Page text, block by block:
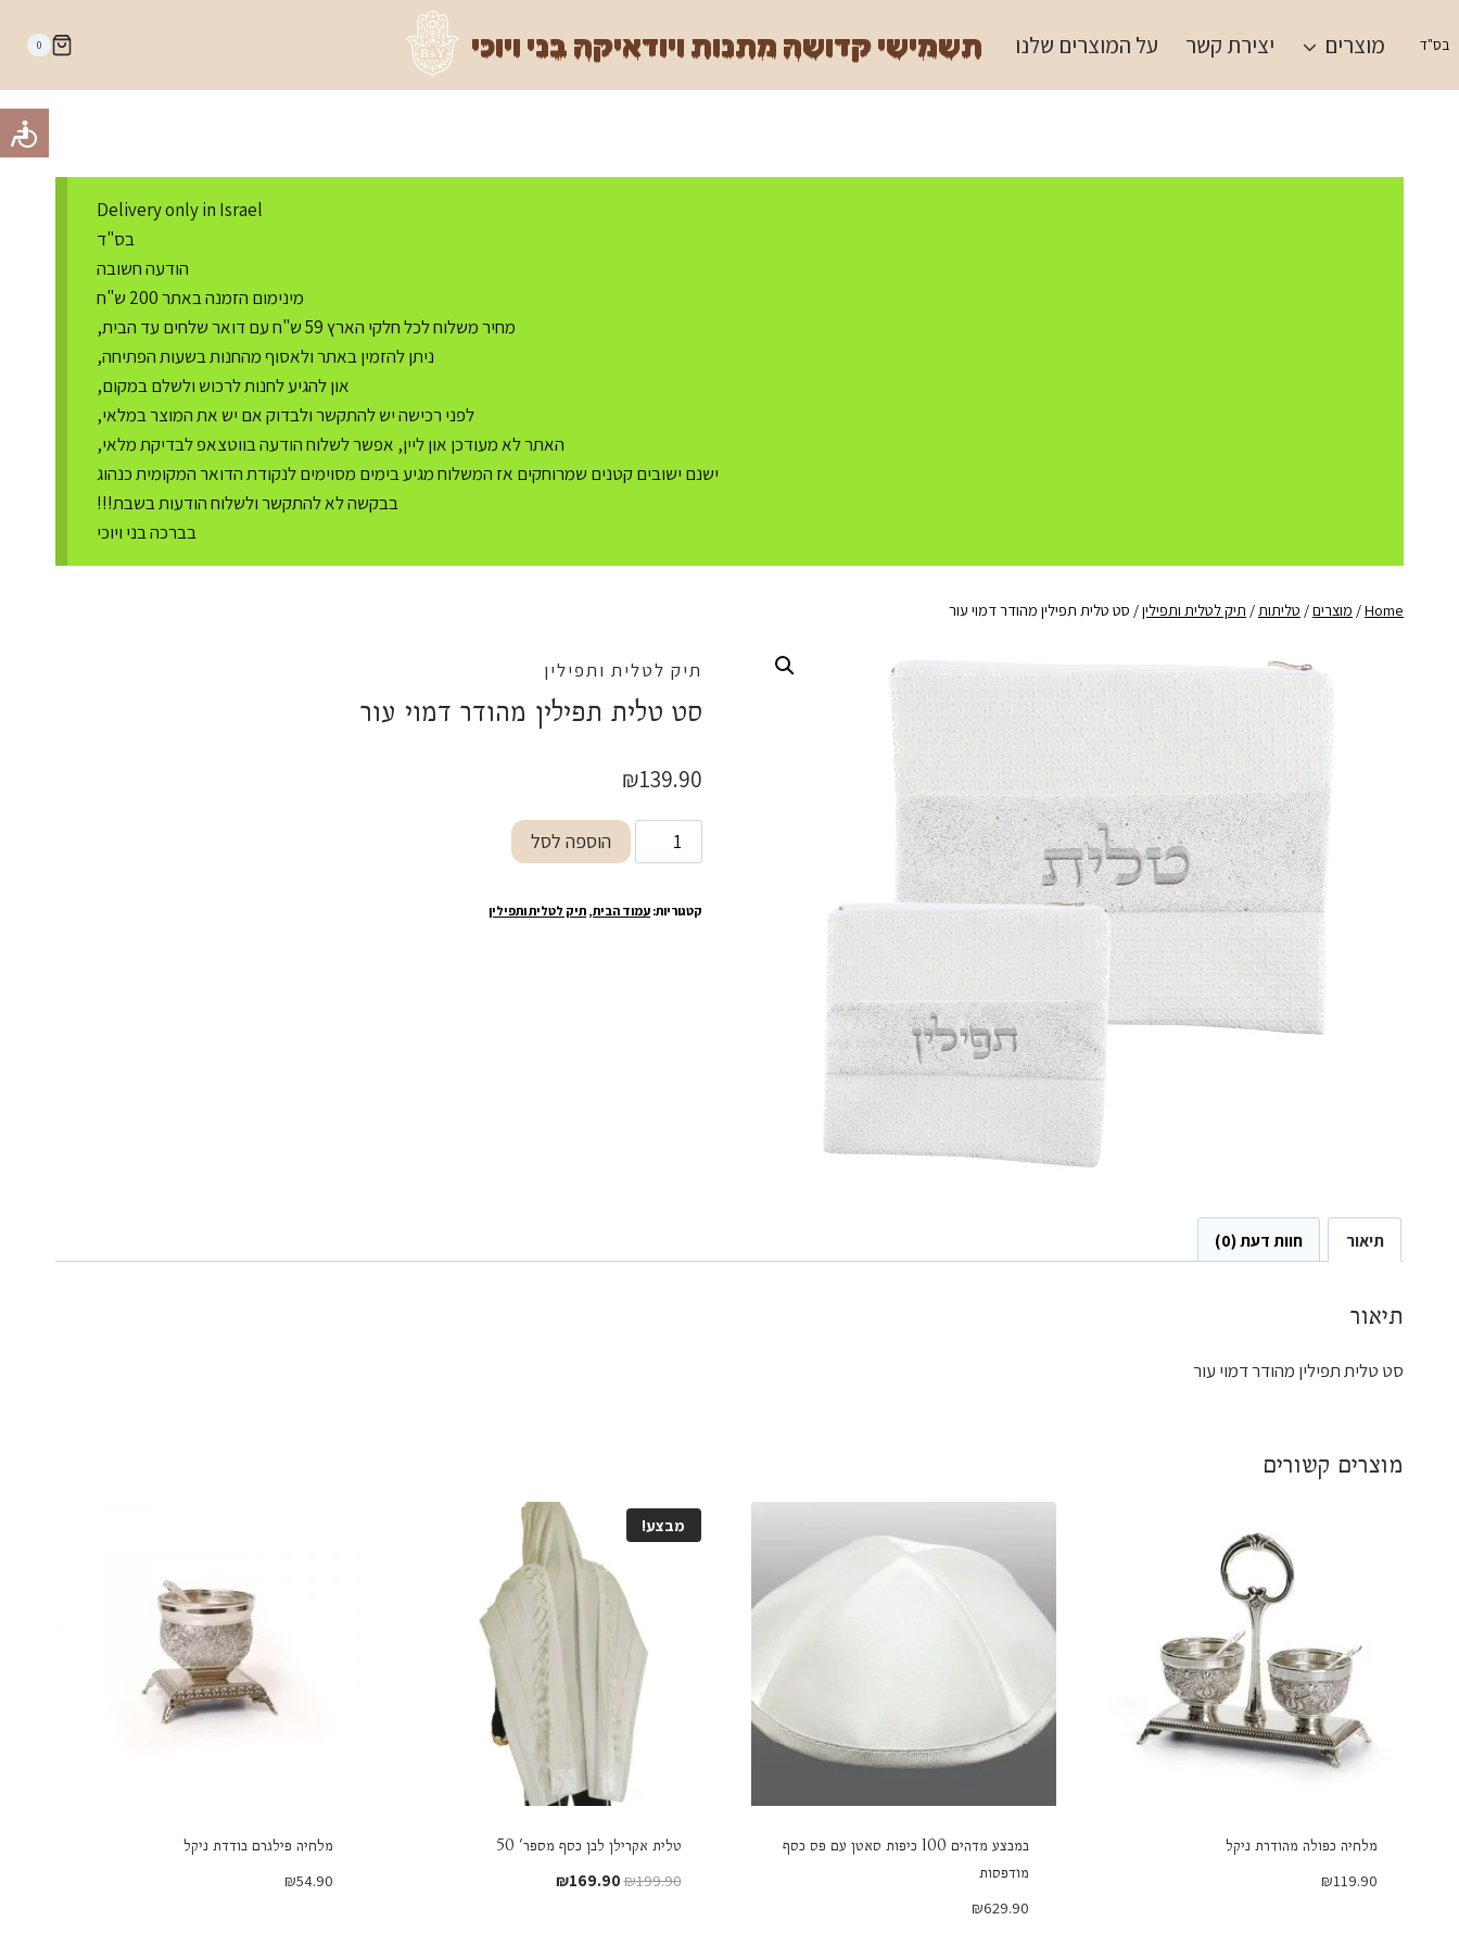
toבס"ד מוצרים יצירת קשר על המוצרים שלנו תשמישי קדושה מתנות ויודאיקה בני ויוכי 0
Delivery only in Israel
בס"ד
הודעה חשובה
מינימום הזמנה באתר 200 ש"ח
מחיר משלוח לכל חלקי הארץ 59 ש"ח עם דואר שלחים עד הבית,
ניתן להזמין באתר ולאסוף מהחנות בשעות הפתיחה,
און להגיע לחנות לרכוש ולשלם במקום,
לפני רכישה יש להתקשר ולבדוק אם יש את המוצר במלאי,
האתר לא מעודכן און ליין, אפשר לשלוח הודעה בווטצאפ לבדיקת מלאי,
ישנם ישובים קטנים שמרוחקים אז המשלוח מגיע בימים מסוימים לנקודת הדואר המקומית כנהוג
בבקשה לא להתקשר ולשלוח הודעות בשבת!!!
בברכה בני ויוכי
Home
/ מוצרים/ טליתות / תיק לטלית ותפילין/ סט טלית תפילין מהודר דמוי עור
תיק לטלית ותפילין
סט טלית תפילין מהודר דמוי עור
₪139.90
כמות
של
טלית
הוספה לסל
קטגוריות: עמוד הבית, תיק לטלית ותפילין
תיאור חוות דעת (0)
תיאור
סט טלית תפילין מהודר דמוי עור
מוצרים קשורים
מלחיה כפולה מהודרת ניקל
₪119.90
במבצע מדהים 100 כיפות סאטן עם פס כסף
מודפסות
₪629.90
מבצע!
טלית אקרילן לבן כסף מספר' 50
₪199.90
המחיר
₪169.90 המחיר
מלחיה פילגרם בודדת ניקל
₪54.90